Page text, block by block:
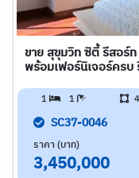
ขาย สุขุมวิท ซิตี้ รีสอร์
พร้อมเฟอร์นิเจอร์ครบ
1 1
SC37-0046
ราคา (บาท)
3,450,000